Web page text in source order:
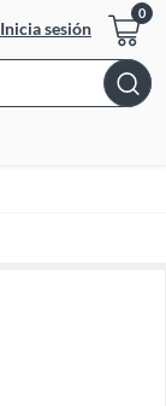
Inicia sesión